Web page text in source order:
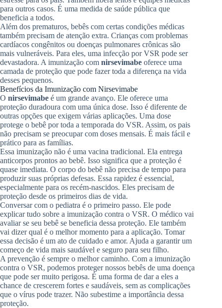
para outros casos. É uma medida de saúde pública que
beneficia a todos.
Além dos prematuros, bebês com certas condições médicas
também precisam de atenção extra. Crianças com problemas
cardíacos congênitos ou doenças pulmonares crônicas são
mais vulneráveis. Para eles, uma infecção por VSR pode ser
devastadora. A imunização com nirsevimabe oferece uma
camada de proteção que pode fazer toda a diferença na vida
desses pequenos.
Benefícios da Imunização com Nirsevimabe
O nirsevimabe é um grande avanço. Ele oferece uma
proteção duradoura com uma única dose. Isso é diferente de
outras opções que exigem várias aplicações. Uma dose
protege o bebê por toda a temporada do VSR. Assim, os pais
não precisam se preocupar com doses mensais. É mais fácil e
prático para as famílias.
Essa imunização não é uma vacina tradicional. Ela entrega
anticorpos prontos ao bebê. Isso significa que a proteção é
quase imediata. O corpo do bebê não precisa de tempo para
produzir suas próprias defesas. Essa rapidez é essencial,
especialmente para os recém-nascidos. Eles precisam de
proteção desde os primeiros dias de vida.
Conversar com o pediatra é o primeiro passo. Ele pode
explicar tudo sobre a imunização contra o VSR. O médico vai
avaliar se seu bebê se beneficia dessa proteção. Ele também
vai dizer qual é o melhor momento para a aplicação. Tomar
essa decisão é um ato de cuidado e amor. Ajuda a garantir um
começo de vida mais saudável e seguro para seu filho.
A prevenção é sempre o melhor caminho. Com a imunização
contra o VSR, podemos proteger nossos bebês de uma doença
que pode ser muito perigosa. É uma forma de dar a eles a
chance de crescerem fortes e saudáveis, sem as complicações
que o vírus pode trazer. Não subestime a importância dessa
proteção.